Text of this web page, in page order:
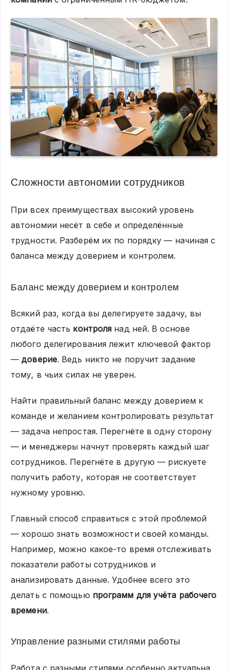
Сложности автономии сотрудников
При всех преимуществах высокий уровень
автономии несёт в себе и определённые
трудности. Разберём их по порядку — начиная с
баланса между доверием и контролем.
Баланс между доверием и контролем
Всякий раз, когда вы делегируете задачу, вы
отдаёте часть контроля над ней. В основе
любого делегирования лежит ключевой фактор
—доверие. Ведь никто не поручит задание
тому, в чьих силах не уверен.
Найти правильный баланс между доверием к
команде и желанием контролировать результат
— задача непростая. Перегнёте в одну сторону
— и менеджеры начнут проверять каждый шаг
сотрудников. Перегнёте в другую — рискуете
получить работу, которая не соответствует
нужному уровню.
Главный способ справиться с этой проблемой
— хорошо знать возможности своей команды.
Например, можно какое-то время отслеживать
показатели работы сотрудников и
анализировать данные. Удобнее всего это
делать с помощью программ для учёта рабочего
времени.
Управление разными стилями работы
Работа с разными стилями особенно актуальна